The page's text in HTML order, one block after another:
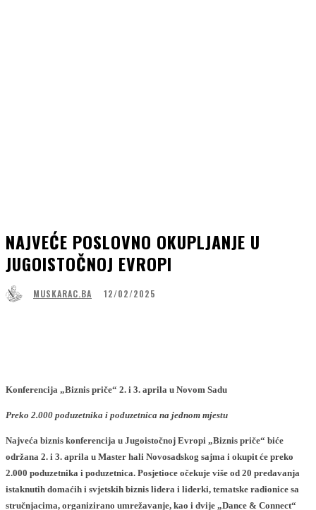
NAJVEĆE POSLOVNO OKUPLJANJE U
JUGOISTOČNOJ EVROPI
MUSKARAC.BA 12/02/2025
Konferencija „Biznis priče“ 2. i 3. aprila u Novom Sadu
Preko 2.000 poduzetnika i poduzetnica na jednom mjestu
Najveća biznis konferencija u Jugoistočnoj Evropi „Biznis priče“ biće
održana 2. i 3. aprila u Master hali Novosadskog sajma i okupit će preko
2.000 poduzetnika i poduzetnica. Posjetioce očekuje više od 20 predavanja
istaknutih domaćih i svjetskih biznis lidera i liderki, tematske radionice sa
stručnjacima, organizirano umrežavanje, kao i dvije „Dance & Connect“